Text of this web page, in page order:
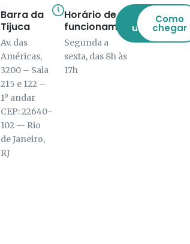
Barra da
Tijuca
Av. das
Américas,
3200 – Sala
215 e 122 –
1º andar
CEP: 22640-
102 — Rio
de Janeiro,
RJ
Horário de
funcionamento
Segunda a
sexta, das 8h às
17h
Ver
unidades
Como
chegar